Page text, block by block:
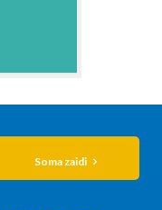
Soma zaidi